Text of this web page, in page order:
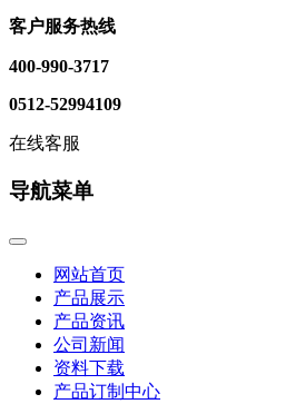
客户服务热线
400-990-3717
0512-52994109
在线客服
导航菜单
网站首页
产品展示
产品资讯
公司新闻
资料下载
产品订制中心